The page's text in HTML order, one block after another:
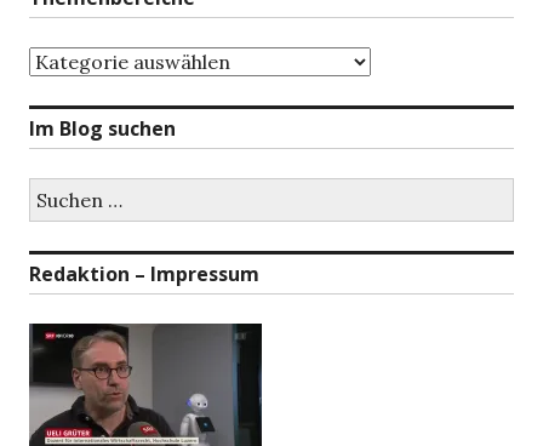
Themenbereiche
Im Blog suchen
nach:
Redaktion – Impressum